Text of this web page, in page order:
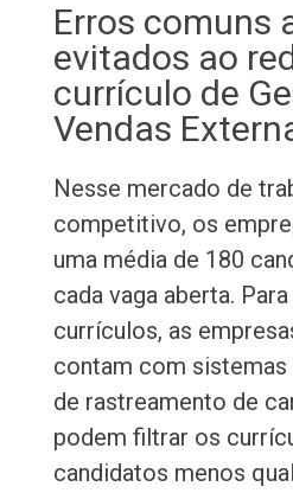
Erros comuns
evitados ao
currículo de
Vendas
Nesse mercado de
competitivo, os
uma média de 180
cada vaga aberta.
currículos, as
contam com
de rastreamento de
podem filtrar os
candidatos menos